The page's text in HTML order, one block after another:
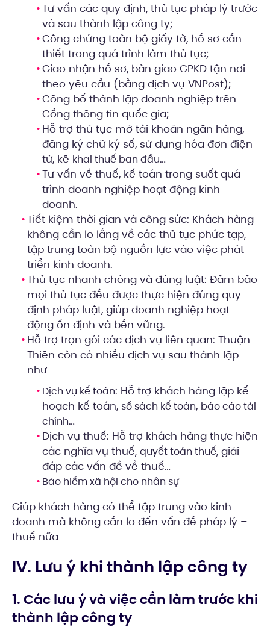
Tư vấn các quy định, thủ tục pháp lý trước
và sau thành lập công ty;
Công chứng toàn bộ giấy tờ, hồ sơ cần
thiết trong quá trình làm thủ tục;
Giao nhận hồ sơ, bàn giao GPKD tận nơi
theo yêu cầu (bằng dịch vụ VNPost);
Công bố thành lập doanh nghiệp trên
Cổng thông tin quốc gia;
Hỗ trợ thủ tục mở tài khoản ngân hàng,
đăng ký chữ ký số, sử dụng hóa đơn điện
tử, kê khai thuế ban đầu…
Tư vấn về thuế, kế toán trong suốt quá
trình doanh nghiệp hoạt động kinh
doanh.
Tiết kiệm thời gian và công sức: Khách hàng
không cần lo lắng về các thủ tục phức tạp,
tập trung toàn bộ nguồn lực vào việc phát
triển kinh doanh.
Thủ tục nhanh chóng và đúng luật: Đảm bảo
mọi thủ tục đều được thực hiện đúng quy
định pháp luật, giúp doanh nghiệp hoạt
động ổn định và bền vững.
Hỗ trợ trọn gói các dịch vụ liên quan: Thuận
Thiên còn có nhiều dịch vụ sau thành lập
như
Dịch vụ kế toán: Hỗ trợ khách hàng lập kế
hoạch kế toán, sổ sách kế toán, báo cáo tài
chính…
Dịch vụ thuế: Hỗ trợ khách hàng thực hiện
các nghĩa vụ thuế, quyết toán thuế, giải
đáp các vấn đề về thuế…
Bảo hiểm xã hội cho nhân sự
Giúp khách hàng có thể tập trung vào kinh
doanh mà không cần lo đến vấn đề pháp lý –
thuế nữa
IV. Lưu ý khi thành lập công ty
1. Các lưu ý và việc cần làm trước khi
thành lập công ty